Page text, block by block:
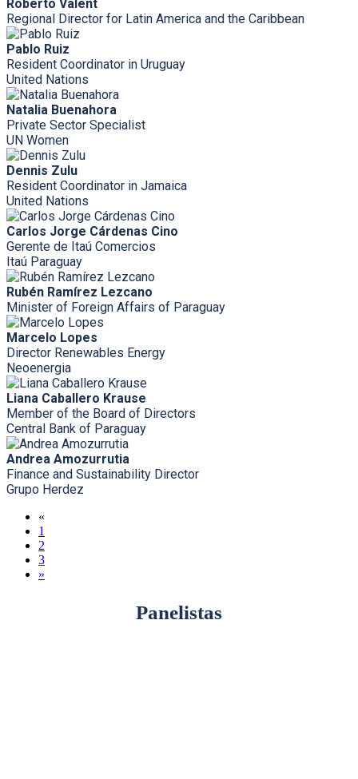
Roberto Valent
Regional Director for Latin America and the Caribbean
Pablo Ruiz
Resident Coordinator in Uruguay
United Nations
Natalia Buenahora
Private Sector Specialist
UN Women
Dennis Zulu
Resident Coordinator in Jamaica
United Nations
Carlos Jorge Cárdenas Cino
Gerente de Itaú Comercios
Itaú Paraguay
Rubén Ramírez Lezcano
Minister of Foreign Affairs of Paraguay
Marcelo Lopes
Director Renewables Energy
Neoenergia
Liana Caballero Krause
Member of the Board of Directors
Central Bank of Paraguay
Andrea Amozurrutia
Finance and Sustainability Director
Grupo Herdez
«
1
2
3
»
Panelistas